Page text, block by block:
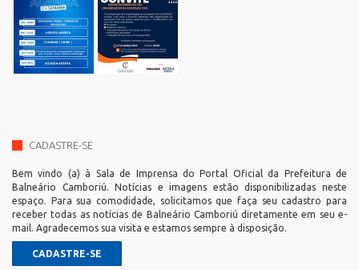
CADASTRE-SE
Bem vindo (a) à Sala de Imprensa do Portal Oficial da Prefeitura de
Balneário Camboriú. Notícias e imagens estão disponibilizadas neste
espaço. Para sua comodidade, solicitamos que faça seu cadastro para
receber todas as notícias de Balneário Camboriú diretamente em seu e-
mail. Agradecemos sua visita e estamos sempre à disposição.
CADASTRE-SE